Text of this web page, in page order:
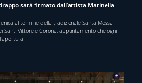
sarà firmato dall’artista Marinella
al termine della tradizionale Santa Messa
Santi Vittore e Corona, appuntamento che ogni